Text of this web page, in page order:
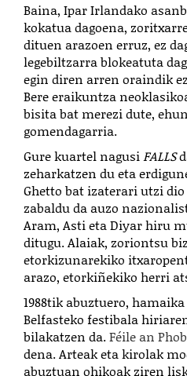
Baina, Ipar Irlandako
kokatua dagoena,
dituen arazoen erruz, ez
legebiltzarra blokeatuta
egin diren arren oraindik
Bere eraikuntza
bisita bat merezi dute,
gomendagarria.
Gure kuartel nagusiFALLS
zeharkatzen du eta
Ghetto bat izaterari utzi
zabaldu da auzo
Aram, Asti eta Diyar hiru
ditugu. Alaiak, zoriontsu
etorkizunarekiko
arazo, etorkiñekiko herri
1988tik abuztuero,
Belfasteko festibala
bilakatzen da.Féile an
dena. Arteak eta kirolak
abuztuan ohikoak ziren